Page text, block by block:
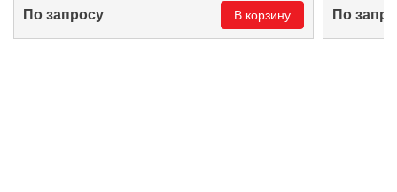
По запросу В корзину По